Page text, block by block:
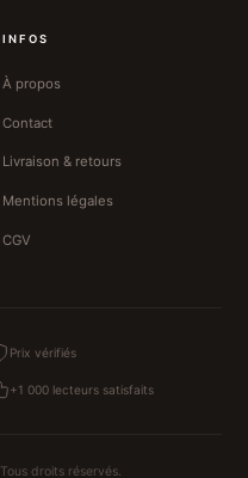
INFOS
À propos
Contact
Livraison & retours
Mentions légales
CGV
Prix vérifiés
+1 000 lecteurs satisfaits
droits réservés.